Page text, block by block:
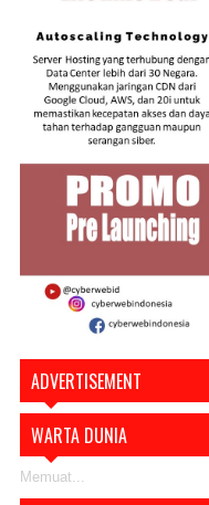
ADVERTISEMENT
WARTA DUNIA
Memuat...